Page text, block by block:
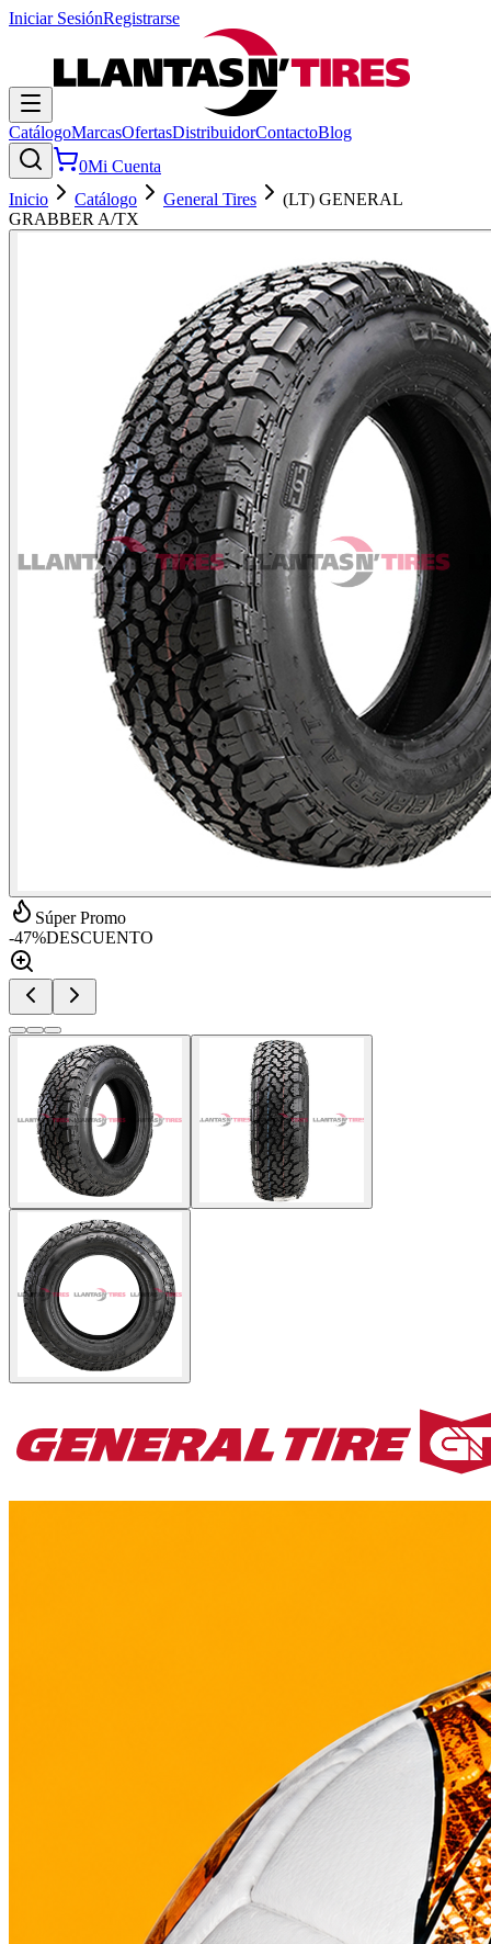
Iniciar SesiónRegistrarse
CatálogoMarcasOfertasDistribuidorContactoBlog
0Mi Cuenta
Inicio
Catálogo General Tires
(LT) GENERAL
GRABBER A/TX
Súper Promo
-47%DESCUENTO